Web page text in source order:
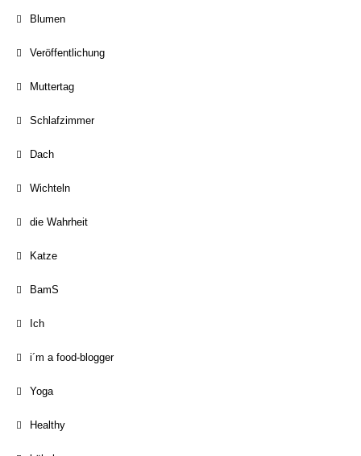
Blumen
Veröffentlichung
Muttertag
Schlafzimmer
Dach
Wichteln
die Wahrheit
Katze
BamS
Ich
i´m a food-blogger
Yoga
Healthy